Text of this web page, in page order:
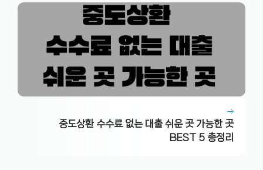
중도상환 수수료 없는 대출 쉬운 곳 가능한 곳
BEST 5 총정리